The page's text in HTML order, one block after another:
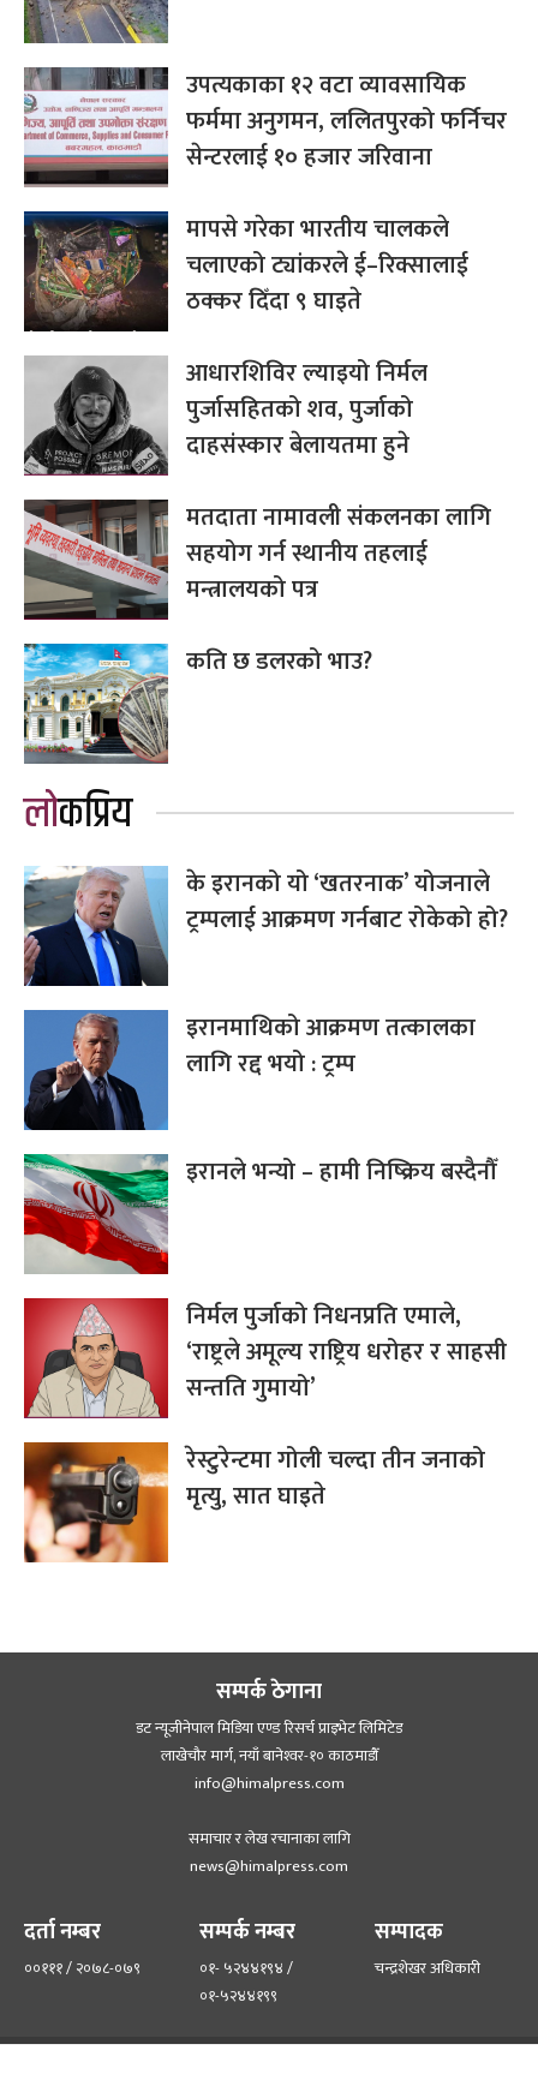
उपत्यकाका १२ वटा व्यावसायिक
फर्ममा अनुगमन, ललितपुरको फर्निचर
सेन्टरलाई १० हजार जरिवाना
मापसे गरेका भारतीय चालकले
चलाएको ट्यांकरले ई–रिक्सालाई
ठक्कर दिँदा ९ घाइते
आधारशिविर ल्याइयो निर्मल
पुर्जासहितको शव, पुर्जाको
दाहसंस्कार बेलायतमा हुने
मतदाता नामावली संकलनका लागि
सहयोग गर्न स्थानीय तहलाई
मन्त्रालयको पत्र
कति छ डलरको भाउ?
लोकप्रिय
के इरानको यो ‘खतरनाक’ योजनाले
ट्रम्पलाई आक्रमण गर्नबाट रोकेको हो?
इरानमाथिको आक्रमण तत्कालका
लागि रद्द भयो : ट्रम्प
इरानले भन्यो – हामी निष्क्रिय बस्दैनौँ
निर्मल पुर्जाको निधनप्रति एमाले,
‘राष्ट्रले अमूल्य राष्ट्रिय धरोहर र साहसी
सन्तति गुमायो’
रेस्टुरेन्टमा गोली चल्दा तीन जनाको
मृत्यु, सात घाइते
सम्पर्क ठेगाना
डट न्यूजीनेपाल मिडिया एण्ड रिसर्च प्राइभेट लिमिटेड
लाखेचौर मार्ग, नयाँ बानेश्‍वर-१० काठमाडौँ
info@himalpress.com
समाचार र लेख रचानाका लागि
news@himalpress.com
दर्ता नम्बर
००१११ / २०७८-०७९
सम्पर्क नम्बर
०१- ५२४४१९४ /
०१-५२४४१९९
सम्पादक
चन्द्रशेखर अधिकारी